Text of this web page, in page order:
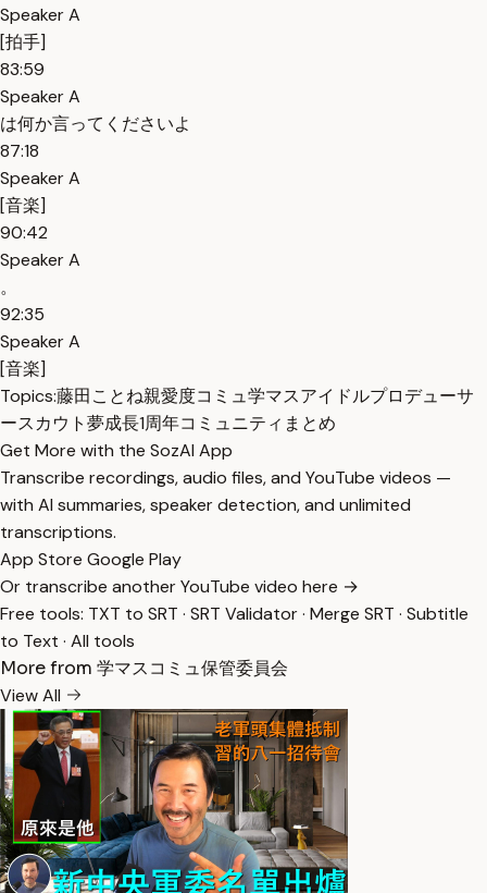
Speaker A
[拍手]
83:59
Speaker A
は何か言ってくださいよ
87:18
Speaker A
[音楽]
90:42
Speaker A
。
92:35
Speaker A
[音楽]
Topics:藤田ことね親愛度コミュ学マスアイドルプロデューサ
ースカウト夢成長1周年コミュニティまとめ
Get More with the SozAI App
Transcribe recordings, audio files, and YouTube videos —
with AI summaries, speaker detection, and unlimited
transcriptions.
App Store Google Play
Or transcribe another YouTube video here →
Free tools: TXT to SRT · SRT Validator· Merge SRT · Subtitle
to Text · All tools
More from 学マスコミュ保管委員会
View All